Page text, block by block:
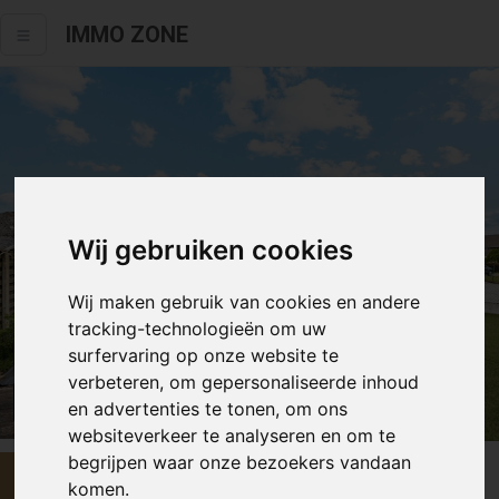
Wij gebruiken cookies
Wij maken gebruik van cookies en andere
tracking-technologieën om uw
surfervaring op onze website te
verbeteren, om gepersonaliseerde inhoud
en advertenties te tonen, om ons
websiteverkeer te analyseren en om te
begrijpen waar onze bezoekers vandaan
komen.
IMMO ZONE
Alle fotos
€ 599 000